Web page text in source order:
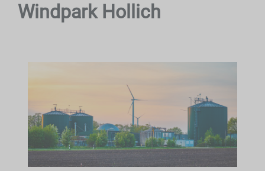
Windpark Hollich